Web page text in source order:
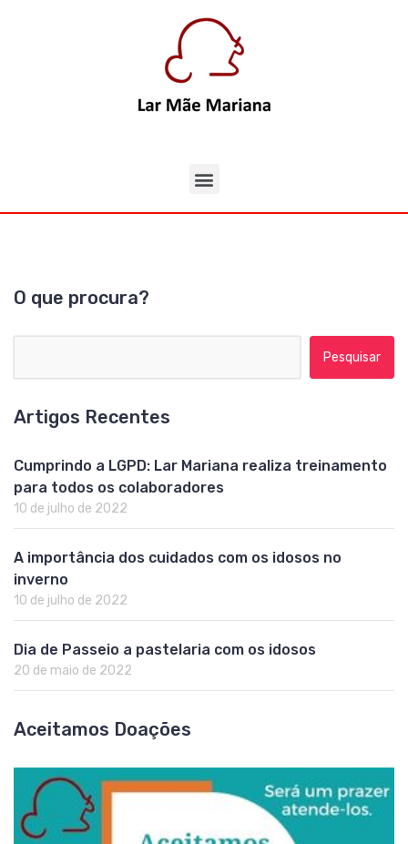
O que procura?
Artigos Recentes
Cumprindo a LGPD: Lar Mariana realiza treinamento
para todos os colaboradores
10 de julho de 2022
A importância dos cuidados com os idosos no
inverno
10 de julho de 2022
Dia de Passeio a pastelaria com os idosos
20 de maio de 2022
Aceitamos Doações